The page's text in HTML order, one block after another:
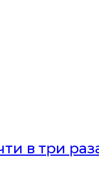
в три